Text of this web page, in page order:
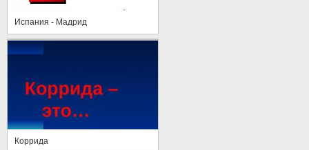
Испания - Мадрид
Коррида